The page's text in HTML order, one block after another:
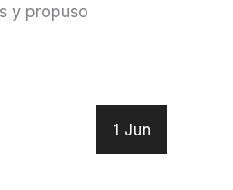
y propuso
1 Jun